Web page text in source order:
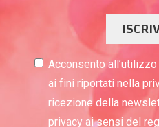
Acconsento
ai fini riportati nella
ricezione della
privacy ai sensi del